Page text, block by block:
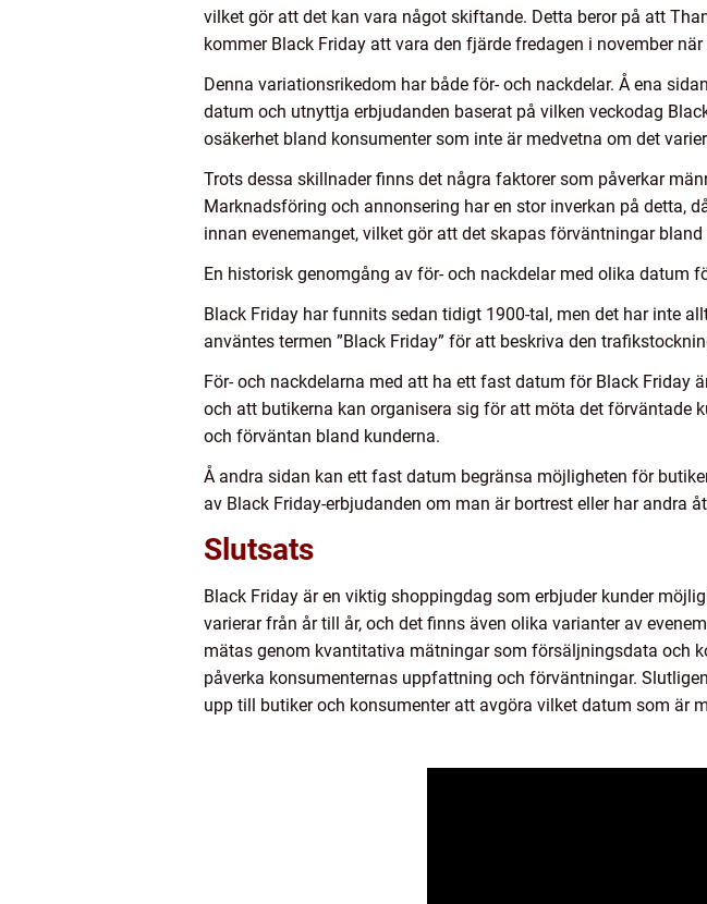
vilket gör att det kan vara något skiftande. Detta beror på att
kommer Black Friday att vara den fjärde fredagen i november
Denna variationsrikedom har både för- och nackdelar. Å ena
datum och utnyttja erbjudanden baserat på vilken veckodag
osäkerhet bland konsumenter som inte är medvetna om det
Trots dessa skillnader finns det några faktorer som påverkar
Marknadsföring och annonsering har en stor inverkan på detta,
innan evenemanget, vilket gör att det skapas förväntningar
En historisk genomgång av för- och nackdelar med olika datum
Black Friday har funnits sedan tidigt 1900-tal, men det har inte
använtes termen ”Black Friday” för att beskriva den
För- och nackdelarna med att ha ett fast datum för Black Friday
och att butikerna kan organisera sig för att möta det förväntade
och förväntan bland kunderna.
Å andra sidan kan ett fast datum begränsa möjligheten för
av Black Friday-erbjudanden om man är bortrest eller har andra
Slutsats
Black Friday är en viktig shoppingdag som erbjuder kunder
varierar från år till år, och det finns även olika varianter av
mätas genom kvantitativa mätningar som försäljningsdata och
påverka konsumenternas uppfattning och förväntningar.
upp till butiker och konsumenter att avgöra vilket datum som är